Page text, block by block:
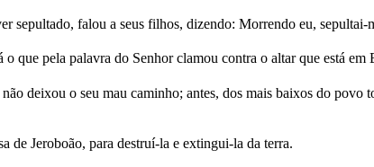
sepultado, falou a seus filhos, dizendo: Morrendo eu,
que pela palavra do Senhor clamou contra o altar que está
deixou o seu mau caminho; antes, dos mais baixos do
de Jeroboão, para destruí-la e extingui-la da terra.